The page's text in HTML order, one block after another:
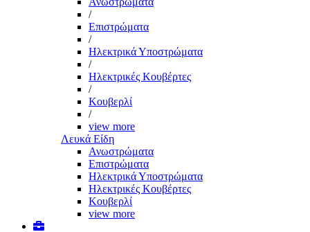
/
Επιστρώματα
/
Ηλεκτρικά Υποστρώματα
/
Ηλεκτρικές Κουβέρτες
/
Κουβερλί
/
view more
Λευκά Είδη
Ανωστρώματα
Επιστρώματα
Ηλεκτρικά Υποστρώματα
Ηλεκτρικές Κουβέρτες
Κουβερλί
view more